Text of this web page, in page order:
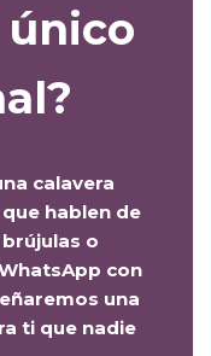
calavera
hablen de
o
con
una
ti que nadie